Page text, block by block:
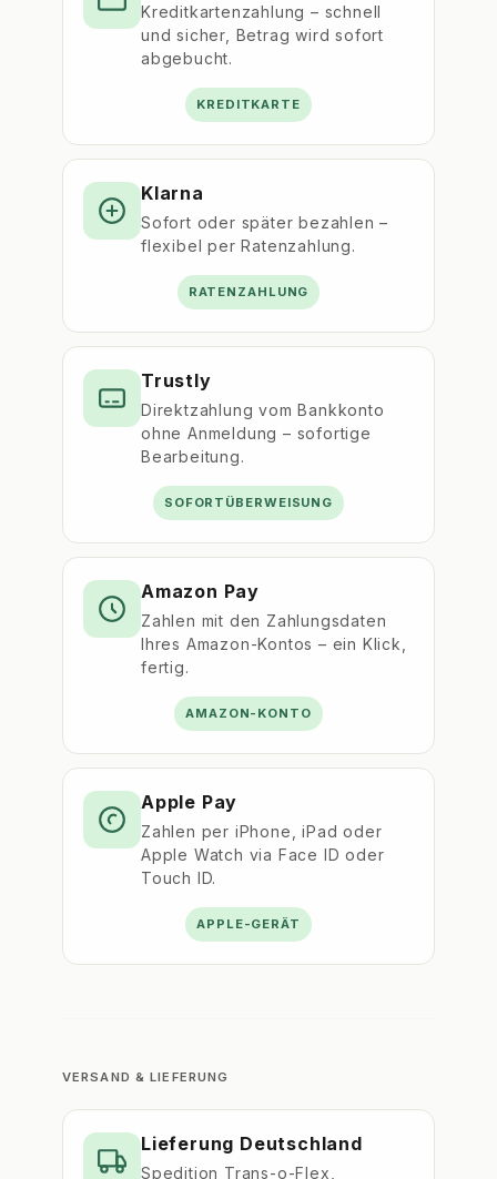
Kreditkartenzahlung – schnell
und sicher, Betrag wird sofort
abgebucht.
KREDITKARTE
Klarna
Sofort oder später bezahlen –
flexibel per Ratenzahlung.
RATENZAHLUNG
Trustly
Direktzahlung vom Bankkonto
ohne Anmeldung – sofortige
Bearbeitung.
SOFORTÜBERWEISUNG
Amazon Pay
Zahlen mit den Zahlungsdaten
Ihres Amazon-Kontos – ein Klick,
fertig.
AMAZON-KONTO
Apple Pay
Zahlen per iPhone, iPad oder
Apple Watch via Face ID oder
Touch ID.
APPLE-GERÄT
VERSAND & LIEFERUNG
Lieferung Deutschland
Spedition Trans-o-Flex,